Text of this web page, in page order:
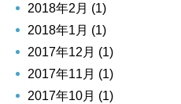
2018年2月 (1)
2018年1月 (1)
2017年12月 (1)
2017年11月 (1)
2017年10月 (1)